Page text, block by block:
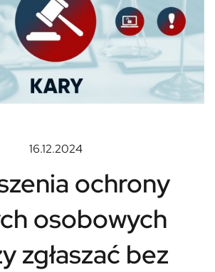
16.12.2024
ochrony
osobowych
zgłaszać bez